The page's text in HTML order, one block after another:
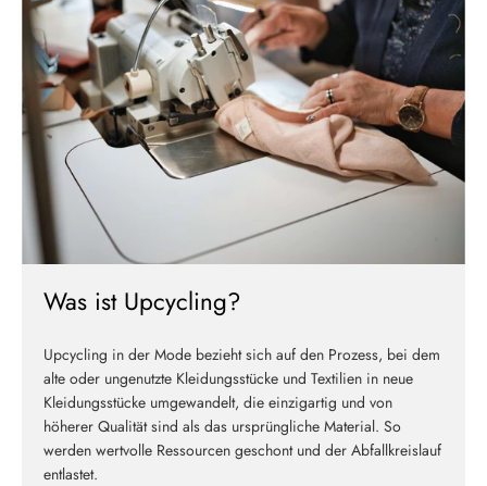
Was ist Upcycling?
Upcycling in der Mode bezieht sich auf den Prozess, bei dem
alte oder ungenutzte Kleidungsstücke und Textilien in neue
Kleidungsstücke umgewandelt, die einzigartig und von
höherer Qualität sind als das ursprüngliche Material. So
werden wertvolle Ressourcen geschont und der Abfallkreislauf
entlastet.